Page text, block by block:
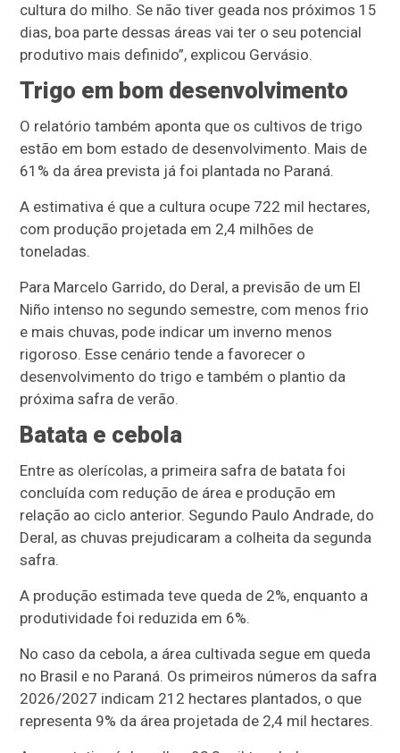
cultura do milho. Se não tiver geada nos próximos 15
dias, boa parte dessas áreas vai ter o seu potencial
produtivo mais definido”, explicou Gervásio.
Trigo em bom desenvolvimento
O relatório também aponta que os cultivos de trigo
estão em bom estado de desenvolvimento. Mais de
61% da área prevista já foi plantada no Paraná.
A estimativa é que a cultura ocupe 722 mil hectares,
com produção projetada em 2,4 milhões de
toneladas.
Para Marcelo Garrido, do Deral, a previsão de um El
Niño intenso no segundo semestre, com menos frio
e mais chuvas, pode indicar um inverno menos
rigoroso. Esse cenário tende a favorecer o
desenvolvimento do trigo e também o plantio da
próxima safra de verão.
Batata e cebola
Entre as olerícolas, a primeira safra de batata foi
concluída com redução de área e produção em
relação ao ciclo anterior. Segundo Paulo Andrade, do
Deral, as chuvas prejudicaram a colheita da segunda
safra.
A produção estimada teve queda de 2%, enquanto a
produtividade foi reduzida em 6%.
No caso da cebola, a área cultivada segue em queda
no Brasil e no Paraná. Os primeiros números da safra
2026/2027 indicam 212 hectares plantados, o que
representa 9% da área projetada de 2,4 mil hectares.